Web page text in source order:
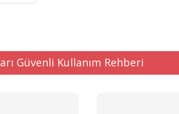
Güvenli Kullanım Rehberi